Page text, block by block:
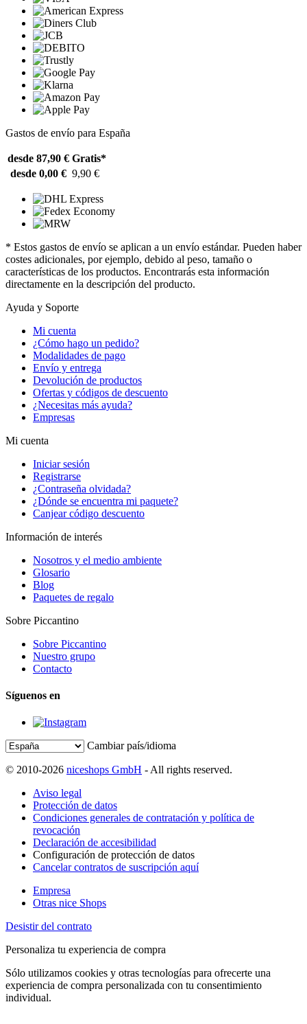
Gastos de envío para España
desde 87,90 € Gratis*
desde 0,00 € 9,90 €
* Estos gastos de envío se aplican a un envío estándar. Pueden haber
costes adicionales, por ejemplo, debido al peso, tamaño o
características de los productos. Encontrarás esta información
directamente en la descripción del producto.
Ayuda y Soporte
Mi cuenta
¿Cómo hago un pedido?
Modalidades de pago
Envío y entrega
Devolución de productos
Ofertas y códigos de descuento
¿Necesitas más ayuda?
Empresas
Mi cuenta
Iniciar sesión
Registrarse
¿Contraseña olvidada?
¿Dónde se encuentra mi paquete?
Canjear código descuento
Información de interés
Nosotros y el medio ambiente
Glosario
Blog
Paquetes de regalo
Sobre Piccantino
Sobre Piccantino
Nuestro grupo
Contacto
Síguenos en
Cambiar país/idioma
© 2010-2026 niceshops GmbH - All rights reserved.
Aviso legal
Protección de datos
Condiciones generales de contratación y política de
revocación
Declaración de accesibilidad
Configuración de protección de datos
Cancelar contratos de suscripción aquí
Empresa
Otras nice Shops
Desistir del contrato
Personaliza tu experiencia de compra
Sólo utilizamos cookies y otras tecnologías para ofrecerte una
experiencia de compra personalizada con tu consentimiento
individual.